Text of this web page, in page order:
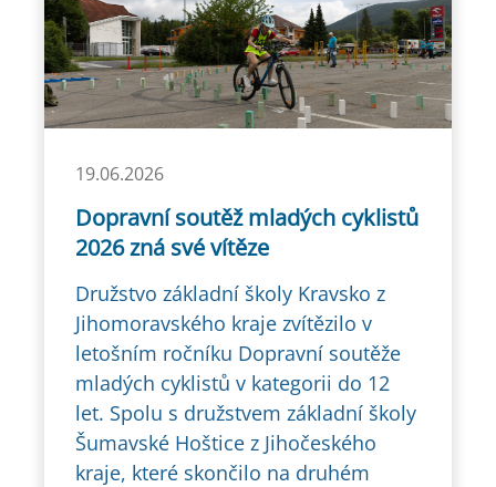
19.06.2026
Dopravní soutěž mladých cyklistů
2026 zná své vítěze
Družstvo základní školy Kravsko z
Jihomoravského kraje zvítězilo v
letošním ročníku Dopravní soutěže
mladých cyklistů v kategorii do 12
let. Spolu s družstvem základní školy
Šumavské Hoštice z Jihočeského
kraje, které skončilo na druhém